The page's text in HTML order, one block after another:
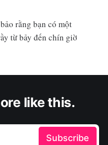
rằng bạn có một
từ bảy đến chín giờ
like this.
Subscribe